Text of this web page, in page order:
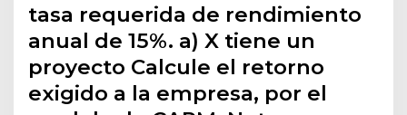
tasa requerida de rendimiento
anual de 15%. a) X tiene un
proyecto Calcule el retorno
exigido a la empresa, por el